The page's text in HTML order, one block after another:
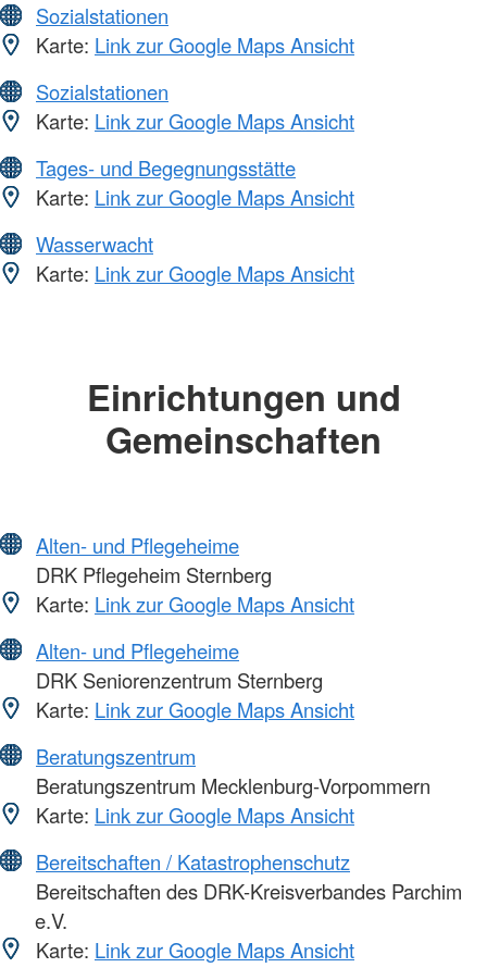
Sozialstationen
Karte: Link zur Google Maps Ansicht
Sozialstationen
Karte: Link zur Google Maps Ansicht
Tages- und Begegnungsstätte
Karte: Link zur Google Maps Ansicht
Wasserwacht
Karte: Link zur Google Maps Ansicht
Einrichtungen und
Gemeinschaften
Alten- und Pflegeheime
DRK Pflegeheim Sternberg
Karte: Link zur Google Maps Ansicht
Alten- und Pflegeheime
DRK Seniorenzentrum Sternberg
Karte: Link zur Google Maps Ansicht
Beratungszentrum
Beratungszentrum Mecklenburg-Vorpommern
Karte: Link zur Google Maps Ansicht
Bereitschaften / Katastrophenschutz
Bereitschaften des DRK-Kreisverbandes Parchim
e.V.
Karte: Link zur Google Maps Ansicht